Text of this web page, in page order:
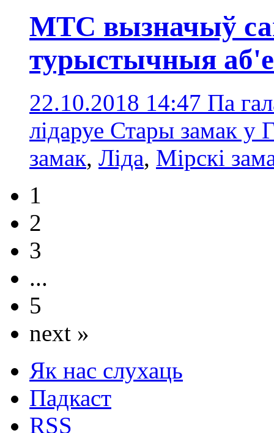
МТС вызначыў
турыстычныя
22.10.2018 14:47 Па
лідаруе Стары замак у
замак, Ліда, Мірскі
1
2
3
...
5
next »
Як нас слухаць
Падкаст
RSS